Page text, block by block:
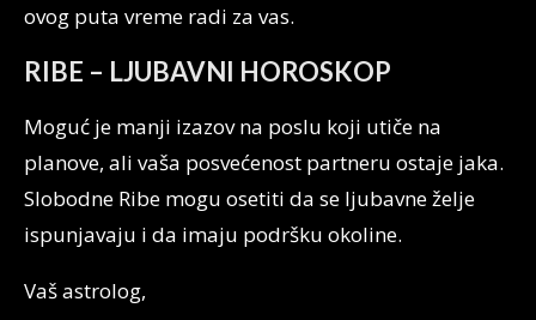
ovog puta vreme radi za vas.
RIBE – LJUBAVNI HOROSKOP
Moguć je manji izazov na poslu koji utiče na
planove, ali vaša posvećenost partneru ostaje jaka.
Slobodne Ribe mogu osetiti da se ljubavne želje
ispunjavaju i da imaju podršku okoline.
Vaš astrolog,